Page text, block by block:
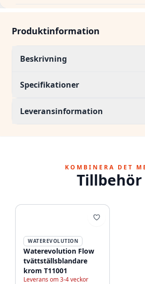
Produktinformation
Beskrivning
Specifikationer
Leveransinformation
KOMBINERA DET
Tillbehör
WATEREVOLUTION
Waterevolution Flow
tvättställsblandare
krom T11001
Leverans om 3-4 veckor